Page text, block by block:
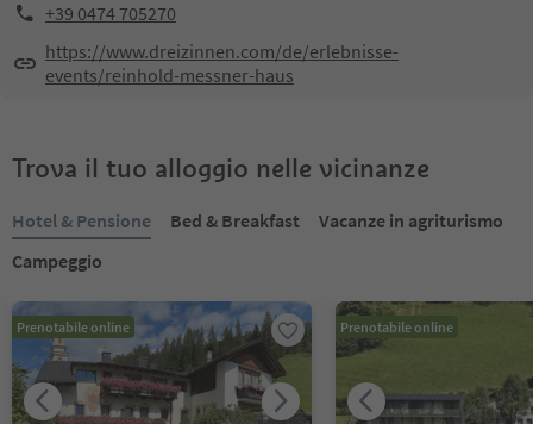
+39 0474 705270
https://www.dreizinnen.com/de/erlebnisse-
events/reinhold-messner-haus
Trova il tuo alloggio nelle vicinanze
Hotel & Pensione Bed & Breakfast
Vacanze in agriturismo
Campeggio
Prenotabile online Prenotabile online